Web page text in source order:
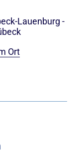
Lauenburg -
Ort